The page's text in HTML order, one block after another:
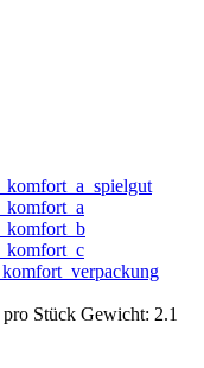
pro Stück Gewicht: 2.1